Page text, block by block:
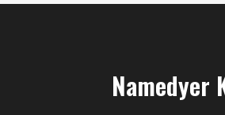
Namedyer